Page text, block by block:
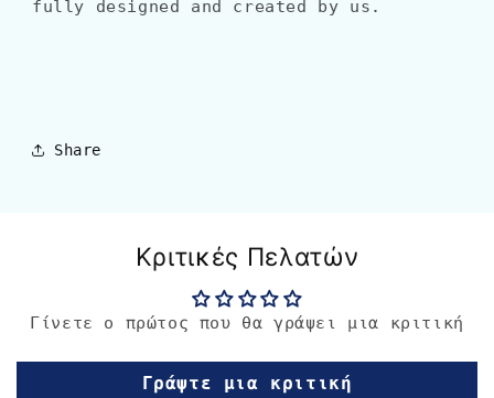
fully designed and created by us.
Share
Κριτικές Πελατών
Γίνετε ο πρώτος που θα γράψει μια κριτική
Γράψτε μια κριτική